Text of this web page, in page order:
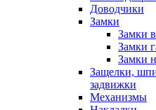
Доводчики
Замки
Замки
Замки
Замки
Защелки,
задвижки
Механизмы